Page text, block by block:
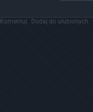
Komentuj Dodaj do ulubionych